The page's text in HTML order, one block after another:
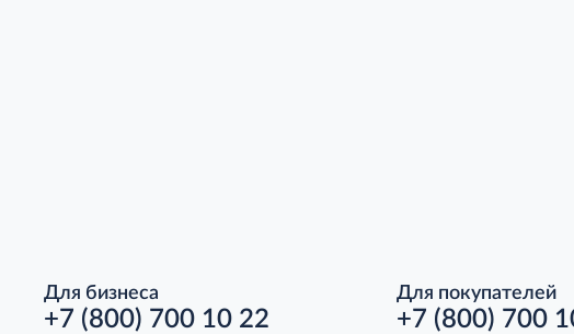
Для бизнеса
+7 (800) 700 10 22
Для покупателей
+7 (800) 700